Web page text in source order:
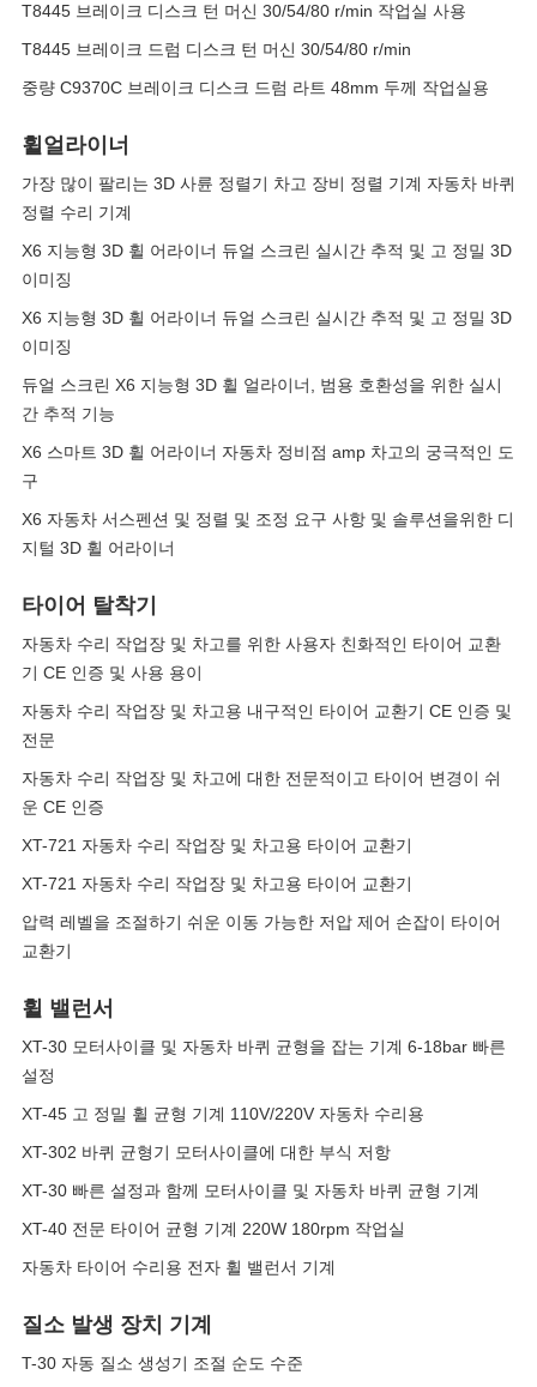
T8445 브레이크 디스크 턴 머신 30/54/80 r/min 작업실 사용
T8445 브레이크 드럼 디스크 턴 머신 30/54/80 r/min
중량 C9370C 브레이크 디스크 드럼 라트 48mm 두께 작업실용
휠얼라이너
가장 많이 팔리는 3D 사륜 정렬기 차고 장비 정렬 기계 자동차 바퀴
정렬 수리 기계
X6 지능형 3D 휠 어라이너 듀얼 스크린 실시간 추적 및 고 정밀 3D
이미징
X6 지능형 3D 휠 어라이너 듀얼 스크린 실시간 추적 및 고 정밀 3D
이미징
듀얼 스크린 X6 지능형 3D 휠 얼라이너, 범용 호환성을 위한 실시
간 추적 기능
X6 스마트 3D 휠 어라이너 자동차 정비점 amp 차고의 궁극적인 도
구
X6 자동차 서스펜션 및 정렬 및 조정 요구 사항 및 솔루션을위한 디
지털 3D 휠 어라이너
타이어 탈착기
자동차 수리 작업장 및 차고를 위한 사용자 친화적인 타이어 교환
기 CE 인증 및 사용 용이
자동차 수리 작업장 및 차고용 내구적인 타이어 교환기 CE 인증 및
전문
자동차 수리 작업장 및 차고에 대한 전문적이고 타이어 변경이 쉬
운 CE 인증
XT-721 자동차 수리 작업장 및 차고용 타이어 교환기
XT-721 자동차 수리 작업장 및 차고용 타이어 교환기
압력 레벨을 조절하기 쉬운 이동 가능한 저압 제어 손잡이 타이어
교환기
휠 밸런서
XT-30 모터사이클 및 자동차 바퀴 균형을 잡는 기계 6-18bar 빠른
설정
XT-45 고 정밀 휠 균형 기계 110V/220V 자동차 수리용
XT-302 바퀴 균형기 모터사이클에 대한 부식 저항
XT-30 빠른 설정과 함께 모터사이클 및 자동차 바퀴 균형 기계
XT-40 전문 타이어 균형 기계 220W 180rpm 작업실
자동차 타이어 수리용 전자 휠 밸런서 기계
질소 발생 장치 기계
T-30 자동 질소 생성기 조절 순도 수준